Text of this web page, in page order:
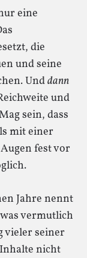
eine
die
und seine
Unddann
und
sein, dass
mit einer
fest vor
Jahre nennt
vermutlich
vieler seiner
nicht